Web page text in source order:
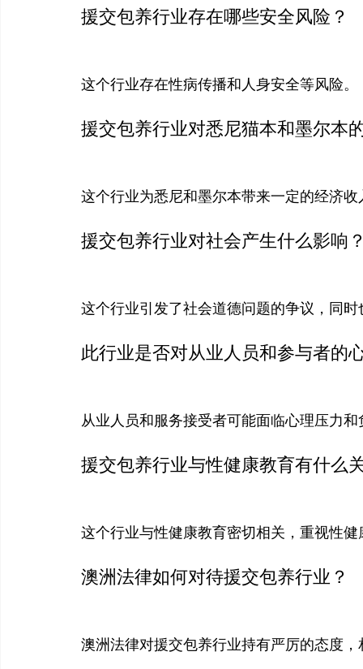
援交包养行业存在哪些安全风险？
这个行业存在性病传播和人身安全等风险。
援交包养行业对悉尼猫本和墨尔本
这个行业为悉尼和墨尔本带来一定的经济
援交包养行业对社会产生什么影响
这个行业引发了社会道德问题的争议，同
此行业是否对从业人员和参与者的
从业人员和服务接受者可能面临心理压力
援交包养行业与性健康教育有什么
这个行业与性健康教育密切相关，重视性
澳洲法律如何对待援交包养行业？
澳洲法律对援交包养行业持有严厉的态度